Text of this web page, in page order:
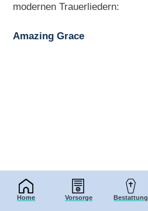
Home Vorsorge Bestattung
modernen Trauerliedern:
Amazing Grace